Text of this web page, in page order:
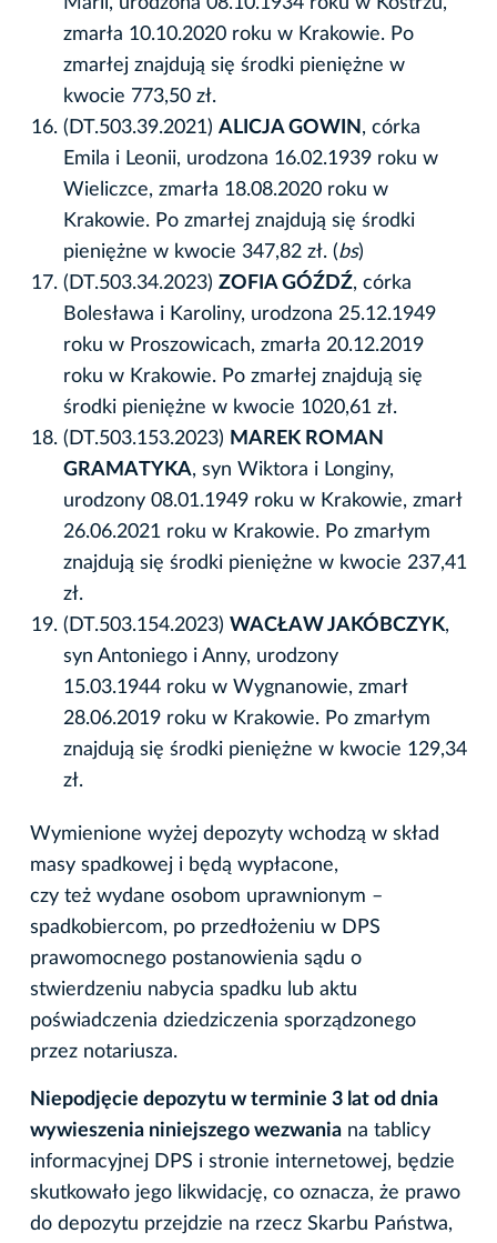
zmarła 10.10.2020 roku w Krakowie. Po
zmarłej znajdują się środki pieniężne w
kwocie 773,50 zł.
(DT.503.39.2021) ALICJA GOWIN , córka
Emila i Leonii, urodzona 16.02.1939 roku w
Wieliczce, zmarła 18.08.2020 roku w
Krakowie. Po zmarłej znajdują się środki
pieniężne w kwocie 347,82 zł. (bs)
(DT.503.34.2023) ZOFIA GÓŹDŹ, córka
Bolesława i Karoliny, urodzona 25.12.1949
roku w Proszowicach, zmarła 20.12.2019
roku w Krakowie. Po zmarłej znajdują się
środki pieniężne w kwocie 1020,61 zł.
(DT.503.153.2023) MAREK ROMAN
GRAMATYKA, syn Wiktora i Longiny,
urodzony 08.01.1949 roku w Krakowie, zmarł
26.06.2021 roku w Krakowie. Po zmarłym
znajdują się środki pieniężne w kwocie 237,41
zł.
(DT.503.154.2023) WACŁAW JAKÓBCZYK,
syn Antoniego i Anny, urodzony
15.03.1944 roku w Wygnanowie, zmarł
28.06.2019 roku w Krakowie. Po zmarłym
znajdują się środki pieniężne w kwocie 129,34
zł.
Wymienione wyżej depozyty wchodzą w skład
masy spadkowej i będą wypłacone,
czy też wydane osobom uprawnionym –
spadkobiercom, po przedłożeniu w DPS
prawomocnego postanowienia sądu o
stwierdzeniu nabycia spadku lub aktu
poświadczenia dziedziczenia sporządzonego
przez notariusza.
Niepodjęcie depozytu w terminie 3 lat od dnia
wywieszenia niniejszego wezwania na tablicy
informacyjnej DPS i stronie internetowej, będzie
skutkowało jego likwidację, co oznacza, że prawo
do depozytu przejdzie na rzecz Skarbu Państwa,